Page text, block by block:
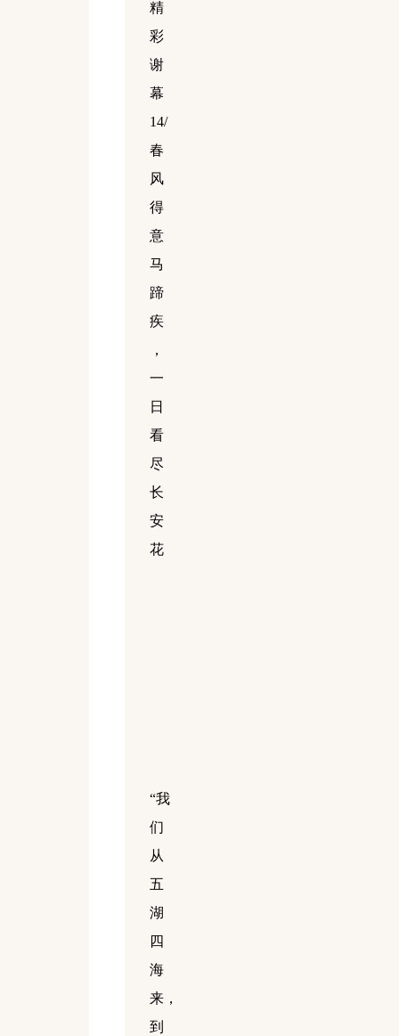
精
彩
谢
幕
14/
春
风
得
意
马
蹄
疾
，
一
日
看
尽
长
安
花
“我
们
从
五
湖
四
海
来，
到